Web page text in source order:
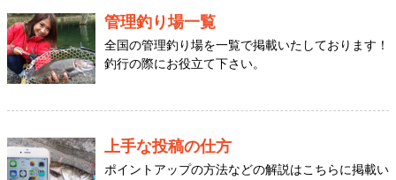
管理釣り場一覧
全国の管理釣り場を一覧で掲載いたしております！
釣行の際にお役立て下さい。
上手な投稿の仕方
ポイントアップの方法などの解説はこちらに掲載い